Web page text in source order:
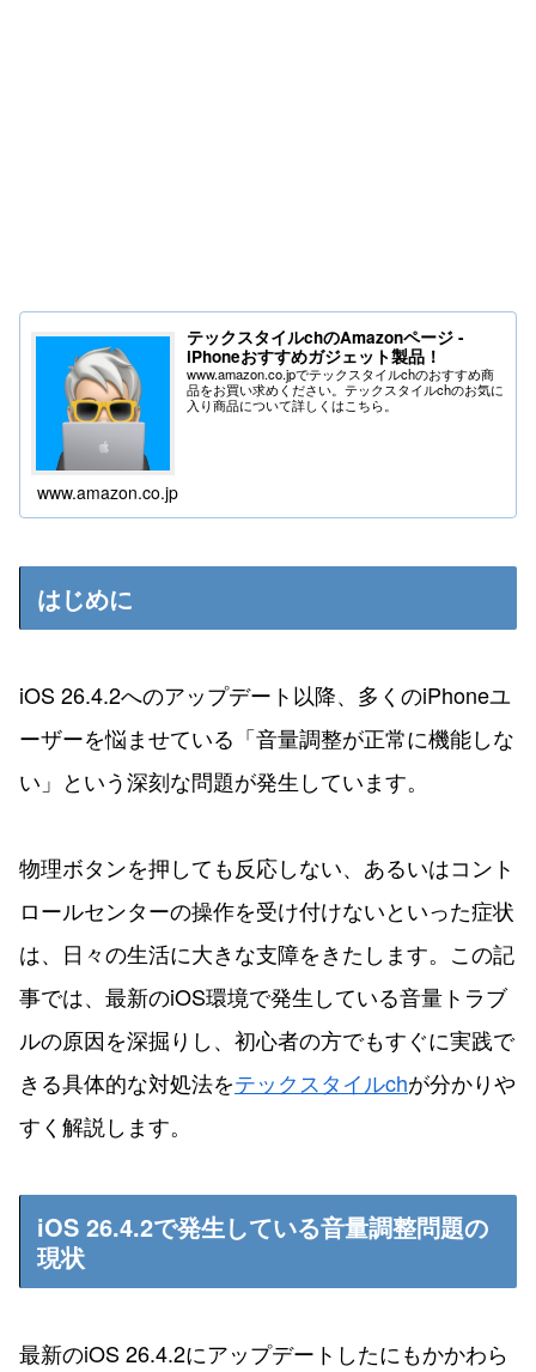
テックスタイルchのAmazonページ -
iPhoneおすすめガジェット製品！
www.amazon.co.jpでテックスタイルchのおすすめ商
品をお買い求めください。テックスタイルchのお気に
入り商品について詳しくはこちら。
www.amazon.co.jp
はじめに
iOS 26.4.2へのアップデート以降、多くのiPhoneユ
ーザーを悩ませている「音量調整が正常に機能しな
い」という深刻な問題が発生しています。
物理ボタンを押しても反応しない、あるいはコント
ロールセンターの操作を受け付けないといった症状
は、日々の生活に大きな支障をきたします。この記
事では、最新のiOS環境で発生している音量トラブ
ルの原因を深掘りし、初心者の方でもすぐに実践で
きる具体的な対処法をテックスタイルchが分かりや
すく解説します。
iOS 26.4.2で発生している音量調整問題の
現状
最新のiOS 26.4.2にアップデートしたにもかかわら